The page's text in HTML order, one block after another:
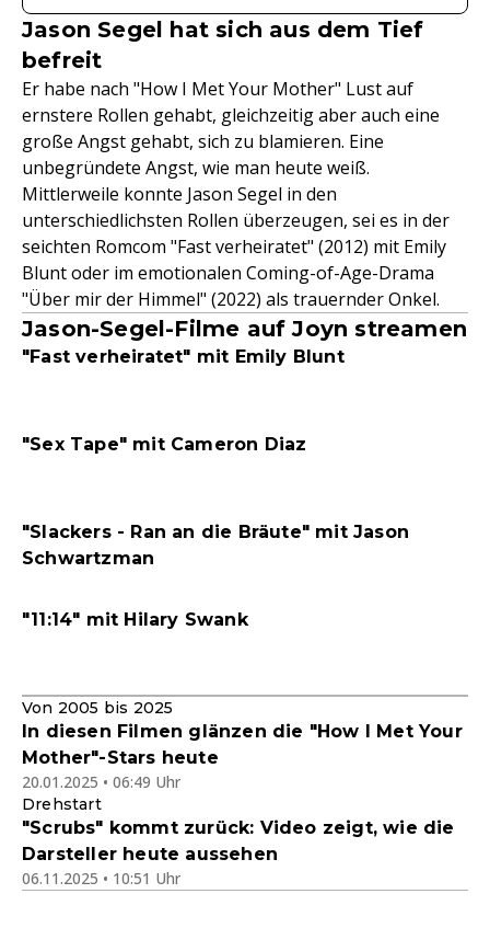
Jason Segel hat sich aus dem Tief
befreit
Er habe nach "How I Met Your Mother" Lust auf
ernstere Rollen gehabt, gleichzeitig aber auch eine
große Angst gehabt, sich zu blamieren. Eine
unbegründete Angst, wie man heute weiß.
Mittlerweile konnte Jason Segel in den
unterschiedlichsten Rollen überzeugen, sei es in der
seichten Romcom "Fast verheiratet" (2012) mit Emily
Blunt oder im emotionalen Coming-of-Age-Drama
"Über mir der Himmel" (2022) als trauernder Onkel.
Jason-Segel-Filme auf Joyn streamen
"Fast verheiratet" mit Emily Blunt
"Sex Tape" mit Cameron Diaz
"Slackers - Ran an die Bräute" mit Jason
Schwartzman
"11:14" mit Hilary Swank
Von 2005 bis 2025
In diesen Filmen glänzen die "How I Met Your
Mother"-Stars heute
20.01.2025 • 06:49 Uhr
Drehstart
"Scrubs" kommt zurück: Video zeigt, wie die
Darsteller heute aussehen
06.11.2025 • 10:51 Uhr